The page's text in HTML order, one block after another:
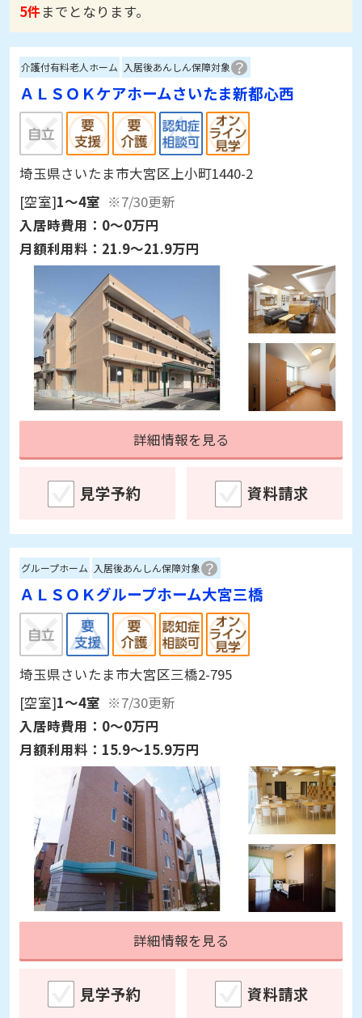
5件までとなります。
介護付有料老人ホーム 入居後あんしん保障対象
ＡＬＳＯＫケアホームさいたま新都心西
埼玉県さいたま市大宮区上小町1440-2
[空室]1～4室 ※7/30更新
入居時費用： 0～0万円
月額利用料： 21.9～21.9万円
詳細情報を見る
見学予約 資料請求
グループホーム 入居後あんしん保障対象
ＡＬＳＯＫグループホーム大宮三橋
埼玉県さいたま市大宮区三橋2-795
[空室]1～4室 ※7/30更新
入居時費用： 0～0万円
月額利用料： 15.9～15.9万円
詳細情報を見る
見学予約 資料請求